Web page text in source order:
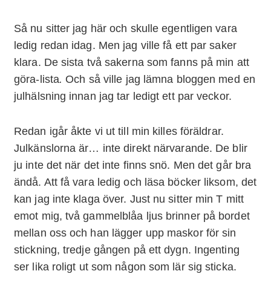
Så nu sitter jag här och skulle egentligen vara
ledig redan idag. Men jag ville få ett par saker
klara. De sista två sakerna som fanns på min att
göra-lista. Och så ville jag lämna bloggen med en
julhälsning innan jag tar ledigt ett par veckor.
Redan igår åkte vi ut till min killes föräldrar.
Julkänslorna är… inte direkt närvarande. De blir
ju inte det när det inte finns snö. Men det går bra
ändå. Att få vara ledig och läsa böcker liksom, det
kan jag inte klaga över. Just nu sitter min T mitt
emot mig, två gammelblåa ljus brinner på bordet
mellan oss och han lägger upp maskor för sin
stickning, tredje gången på ett dygn. Ingenting
ser lika roligt ut som någon som lär sig sticka.